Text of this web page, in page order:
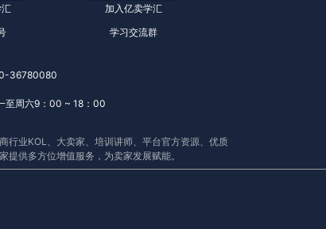
加入亿卖学汇
学习交流群
36780080
至周六9：00 ~ 18：00
行业KOL、大卖家、培训讲师、平台官方资源、优质
供多方位增值服务，为卖家发展赋能。